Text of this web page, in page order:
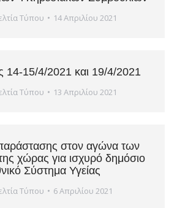
Τύπου 14 Απριλίου 2021
14-15/4/2021 και 19/4/2021
Τύπου 13 Απριλίου 2021
στον αγώνα των
χώρας για ισχυρό δημόσιο
Σύστημα Υγείας
Τύπου 6 Απριλίου 2021